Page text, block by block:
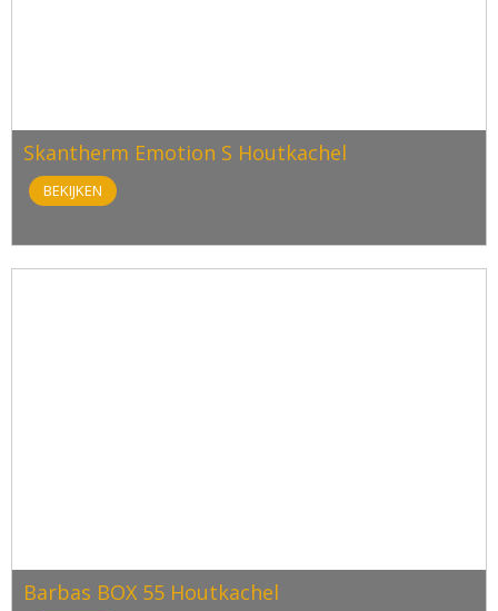
Skantherm Emotion S Houtkachel
BEKIJKEN
Barbas BOX 55 Houtkachel